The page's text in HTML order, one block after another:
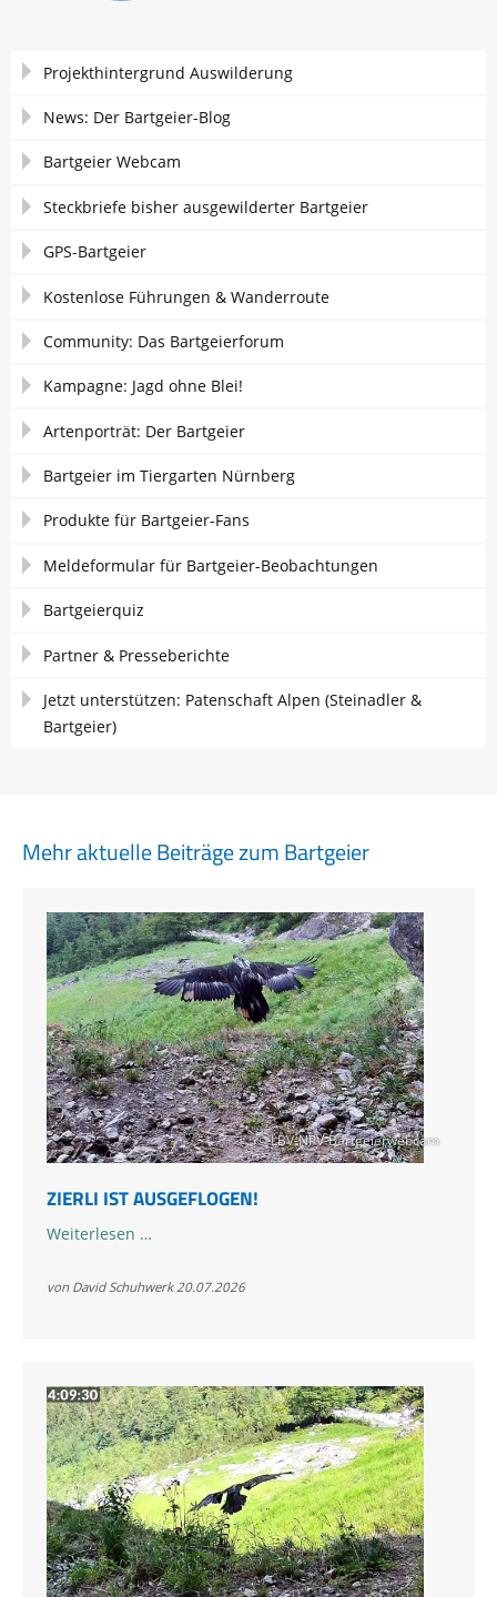
Navigation
Projekthintergrund Auswilderung
News: Der Bartgeier-Blog
Bartgeier Webcam
Steckbriefe bisher ausgewilderter Bartgeier
GPS-Bartgeier
Kostenlose Führungen & Wanderroute
Community: Das Bartgeierforum
Kampagne: Jagd ohne Blei!
Artenporträt: Der Bartgeier
Bartgeier im Tiergarten Nürnberg
Produkte für Bartgeier-Fans
Meldeformular für Bartgeier-Beobachtungen
Bartgeierquiz
Partner & Presseberichte
Jetzt unterstützen: Patenschaft Alpen (Steinadler &
Bartgeier)
Mehr aktuelle Beiträge zum Bartgeier
© LBV-NPV-Bartgeierwebcam
ZIERLI IST AUSGEFLOGEN!
Weiterlesen …Zierli
ausgeflogen!
von David Schuhwerk 20.07.2026